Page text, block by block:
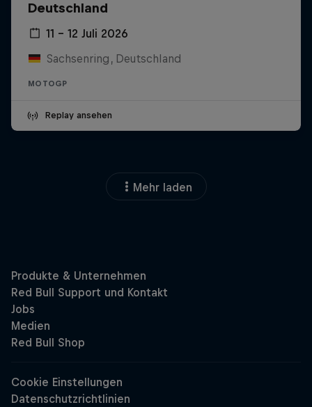
Deutschland
11 – 12 Juli 2026
Sachsenring, Deutschland
MOTOGP
Replay ansehen
Mehr laden